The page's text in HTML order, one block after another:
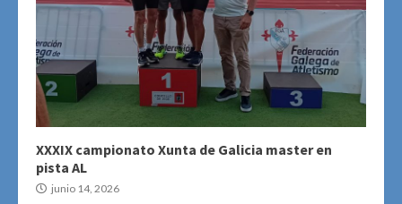
XXXIX campionato Xunta de Galicia master en
pista AL
junio 14, 2026